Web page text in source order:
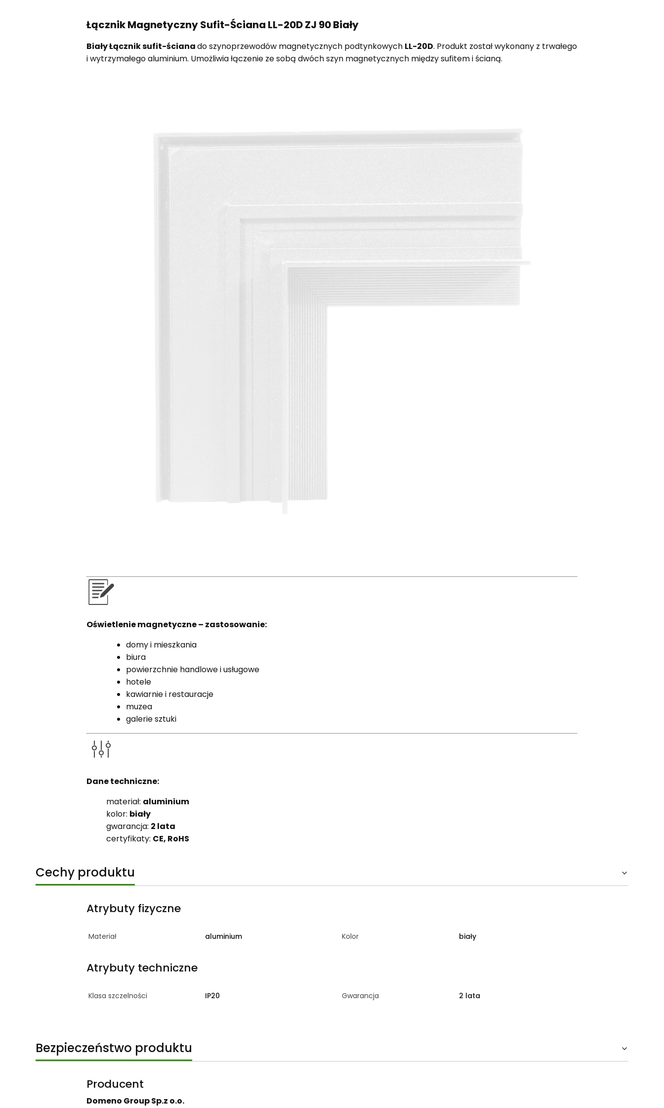
Łącznik Magnetyczny Sufit-Ściana LL-20D ZJ 90 Biały
Biały Łącznik sufit-ścianado szynoprzewodów magnetycznych podtynkowych LL-20D. Produkt został wykonany z trwałego
i wytrzymałego aluminium. Umożliwia łączenie ze sobą dwóch szyn magnetycznych między sufitem i ścianą.
Oświetlenie magnetyczne – zastosowanie:
domy i mieszkania
biura
powierzchnie handlowe i usługowe
hotele
kawiarnie i restauracje
muzea
galerie sztuki
Dane techniczne:
materiał: aluminium
kolor: biały
gwarancja: 2 lata
certyfikaty: CE, RoHS
Cechy produktu
Atrybuty fizyczne
Materiał aluminium Kolor biały
Atrybuty techniczne
Klasa szczelności IP20 Gwarancja 2 lata
Bezpieczeństwo produktu
Producent
Domeno Group Sp.z o.o.